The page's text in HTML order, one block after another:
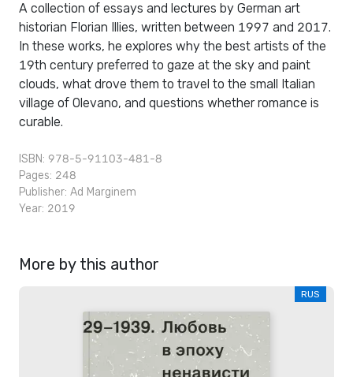
A collection of essays and lectures by German art
historian Florian Illies, written between 1997 and 2017.
In these works, he explores why the best artists of the
19th century preferred to gaze at the sky and paint
clouds, what drove them to travel to the small Italian
village of Olevano, and questions whether romance is
curable.
ISBN: 978-5-91103-481-8
Pages: 248
Publisher: Ad Marginem
Year: 2019
More by this author
RUS